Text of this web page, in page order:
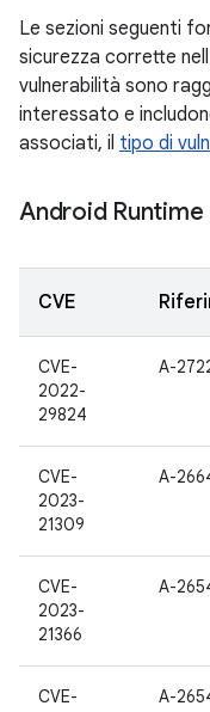
Le sezioni seguenti
sicurezza corrette
vulnerabilità sono
interessato e
associati, il tipo di
Android Runtime
CVE
CVE-
2022-
29824
A-
CVE-
2023-
21309
A-
CVE-
2023-
21366
A-
CVE-
A-